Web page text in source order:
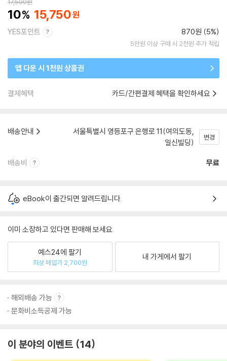
10 15,750
YES포인트 870원 (5%)
5만원 이상 구매 시 2천원 추가 적립
앱 다운 시 1천원 상품권
결제혜택 카드/간편결제 혜택을 확인하세요
배송안내
서울특별시 영등포구 은행로 11(여의도동,
일신빌딩)
변경
배송비 무료
eBook이 출간되면 알려드립니다.
이미 소장하고 있다면 판매해 보세요.
예스24에 팔기
최상 매입가 2,700원
내 가게에서 팔기
해외배송 가능
문화비소득공제 가능
이 분야의 이벤트 14